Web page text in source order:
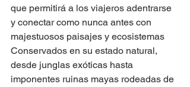
que permitirá a los viajeros adentrarse
y conectar como nunca antes con
majestuosos paisajes y ecosistemas
Conservados en su estado natural,
desde junglas exóticas hasta
imponentes ruinas mayas rodeadas de